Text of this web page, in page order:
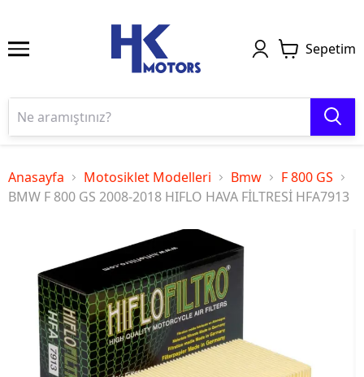
Sepetim
Anasayfa Motosiklet Modelleri Bmw
F 800 GS
BMW F 800 GS 2008-2018 HIFLO HAVA FİLTRESİ HFA7913